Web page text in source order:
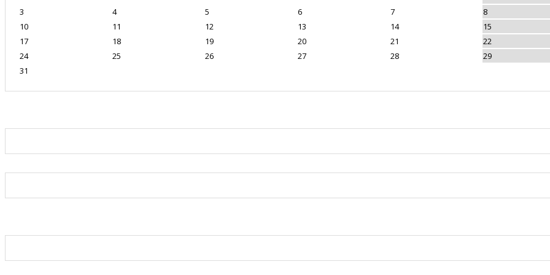
3
4 5 6 7
8
10
11 12 13 14
15
17
18 19 20 21
22
24
25 26 27 28
29
31